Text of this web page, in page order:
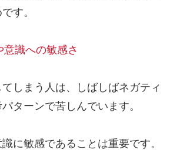
す。
識への敏感さ
しまう人は、しばしばネガティ
ターンで苦しんでいます。
に敏感であることは重要です。